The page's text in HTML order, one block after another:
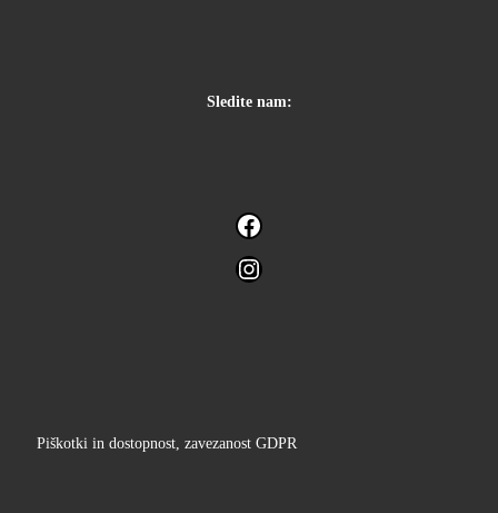
Sledite nam:
Facebook
Instagram
Piškotki in dostopnost, zavezanost GDPR